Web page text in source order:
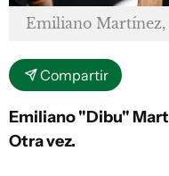
Emiliano Martínez,
Compartir
Emiliano "Dibu"
Otra vez.